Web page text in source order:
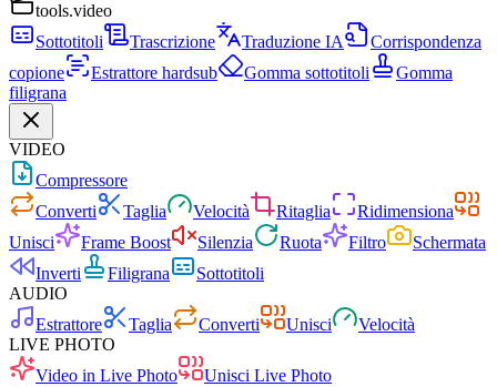
tools.video
Sottotitoli
Trascrizione Traduzione IA
Corrispondenza
copione
Estrattore hardsub Gomma sottotitoli
Gomma
filigrana
VIDEO
Compressore
Converti
Taglia Velocità Ritaglia
Ridimensiona
Unisci
Frame Boost Silenzia Ruota Filtro
Schermata
Inverti
Filigrana
Sottotitoli
AUDIO
Estrattore
Taglia Converti Unisci
Velocità
LIVE PHOTO
Video in Live Photo
Unisci Live Photo